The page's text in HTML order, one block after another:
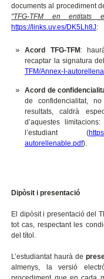
documents al procediment
"TFG-TFM en entitats
https://links.uv.es/DK5Lh8J:
Acord TFG-TFM :
recaptar la signatura
TFM/Annex-I-
Acord de
de confidencialitat,
resultats, caldrà
d’aquestes
l’estudiant (
autorellenable.pdf).
Dipòsit i presentació
El dipòsit i presentació del
tot cas, respectant les
del títol.
L’estudiantat haurà de
almenys, la versió